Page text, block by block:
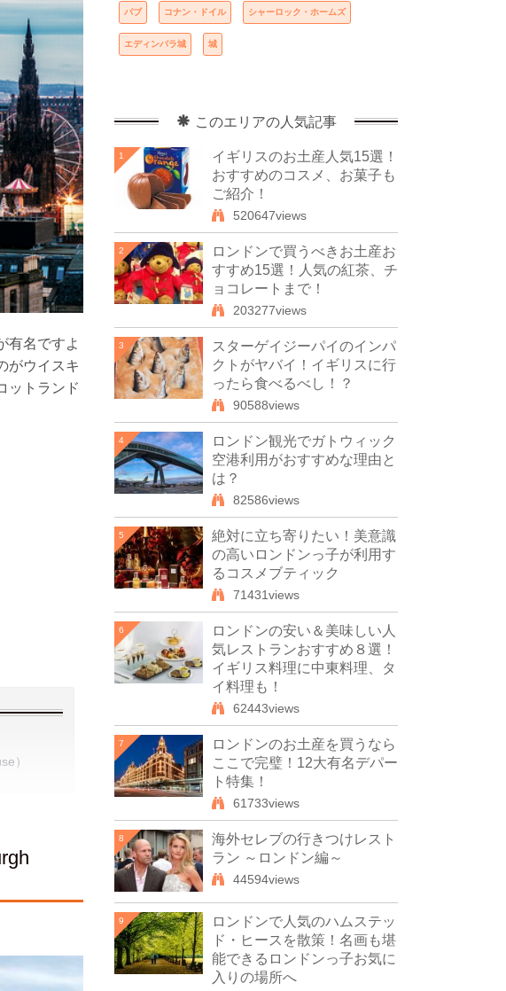
有名ですよ
がウイスキ
ットランド
）
パブ コナン・ドイル シャーロック・ホームズ
エディンバラ城 城
このエリアの人気記事
1
イギリスのお土産人気15選！
おすすめのコスメ、お菓子も
ご紹介！
520647views
2
ロンドンで買うべきお土産お
すすめ15選！人気の紅茶、チ
ョコレートまで！
203277views
3
スターゲイジーパイのインパ
クトがヤバイ！イギリスに行
ったら食べるべし！？
90588views
4
ロンドン観光でガトウィック
空港利用がおすすめな理由と
は？
82586views
5
絶対に立ち寄りたい！美意識
の高いロンドンっ子が利用す
るコスメブティック
71431views
6
ロンドンの安い＆美味しい人
気レストランおすすめ８選！
イギリス料理に中東料理、タ
イ料理も！
62443views
7
ロンドンのお土産を買うなら
ここで完璧！12大有名デパー
ト特集！
61733views
8
海外セレブの行きつけレスト
ラン ～ロンドン編～
44594views
9
ロンドンで人気のハムステッ
ド・ヒースを散策！名画も堪
能できるロンドンっ子お気に
入りの場所へ